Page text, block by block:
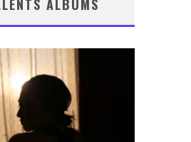
ALBUMS